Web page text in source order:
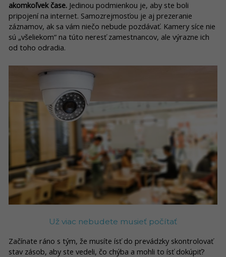
akomkoľvek čase. Jedinou podmienkou je, aby ste boli
pripojení na internet. Samozrejmosťou je aj prezeranie
záznamov, ak sa vám niečo nebude pozdávať. Kamery síce nie
sú „všeliekom“ na túto neresť zamestnancov, ale výrazne ich
od toho odradia.
Už viac nebudete musieť počítať
Začínate ráno s tým, že musíte ísť do prevádzky skontrolovať
stav zásob, aby ste vedeli, čo chýba a mohli to ísť dokúpiť?